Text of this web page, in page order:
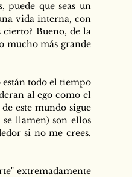
puede que seas un
vida interna, con
Bueno, de la
mucho más grande
están todo el tiempo
al ego como el
este mundo sigue
llamen) son ellos
si no me crees.
extremadamente